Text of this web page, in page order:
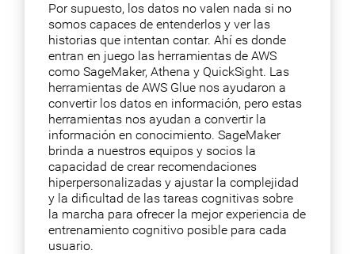
Por supuesto, los datos no valen nada si no
somos capaces de entenderlos y ver las
historias que intentan contar. Ahí es donde
entran en juego las herramientas de AWS
como SageMaker, Athena y QuickSight. Las
herramientas de AWS Glue nos ayudaron a
convertir los datos en información, pero estas
herramientas nos ayudan a convertir la
información en conocimiento. SageMaker
brinda a nuestros equipos y socios la
capacidad de crear recomendaciones
hiperpersonalizadas y ajustar la complejidad
y la dificultad de las tareas cognitivas sobre
la marcha para ofrecer la mejor experiencia de
entrenamiento cognitivo posible para cada
usuario.